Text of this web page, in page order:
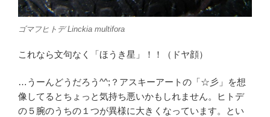
ゴマフヒトデLinckia multifora
これなら文句なく「ほうき星」！！（ドヤ顔）
…うーんどうだろう^^;？アスキーアートの「☆彡」を想
像してるとちょっと気持ち悪いかもしれません。ヒトデ
の５腕のうちの１つが異様に大きくなっています。とい